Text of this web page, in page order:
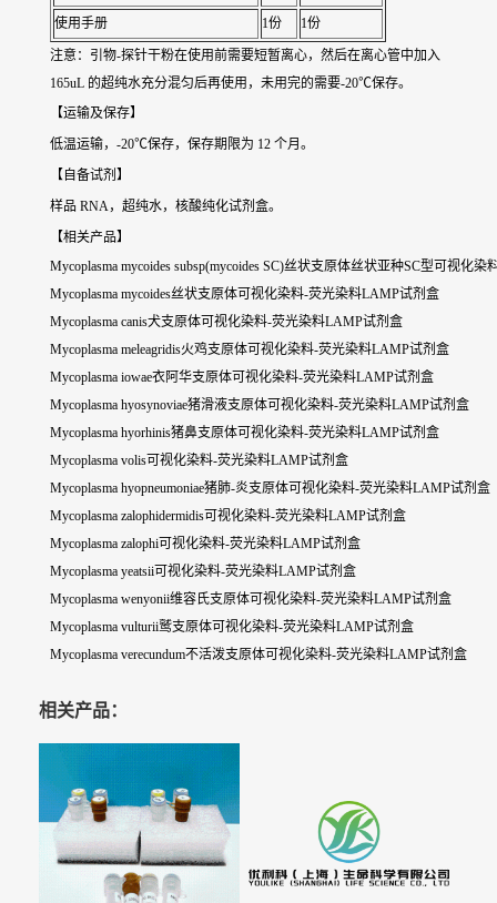
使用手册 1份 1份
注意：引物-探针干粉在使用前需要短暂离心，然后在离心管中加入
165uL 的超纯水充分混匀后再使用，未用完的需要-20℃保存。
【运输及保存】
低温运输，-20℃保存，保存期限为 12 个月。
【自备试剂】
样品 RNA，超纯水，核酸纯化试剂盒。
【相关产品】
Mycoplasma mycoides subsp(mycoides SC)丝状支原体丝状亚种SC型可视化
Mycoplasma mycoides丝状支原体可视化染料-荧光染料LAMP试剂盒
Mycoplasma canis犬支原体可视化染料-荧光染料LAMP试剂盒
Mycoplasma meleagridis火鸡支原体可视化染料-荧光染料LAMP试剂盒
Mycoplasma iowae衣阿华支原体可视化染料-荧光染料LAMP试剂盒
Mycoplasma hyosynoviae猪滑液支原体可视化染料-荧光染料LAMP试剂盒
Mycoplasma hyorhinis猪鼻支原体可视化染料-荧光染料LAMP试剂盒
Mycoplasma volis可视化染料-荧光染料LAMP试剂盒
Mycoplasma hyopneumoniae猪肺-炎支原体可视化染料-荧光染料LAMP试剂盒
Mycoplasma zalophidermidis可视化染料-荧光染料LAMP试剂盒
Mycoplasma zalophi可视化染料-荧光染料LAMP试剂盒
Mycoplasma yeatsii可视化染料-荧光染料LAMP试剂盒
Mycoplasma wenyonii维容氏支原体可视化染料-荧光染料LAMP试剂盒
Mycoplasma vulturii鹫支原体可视化染料-荧光染料LAMP试剂盒
Mycoplasma verecundum不活泼支原体可视化染料-荧光染料LAMP试剂盒
相关产品：